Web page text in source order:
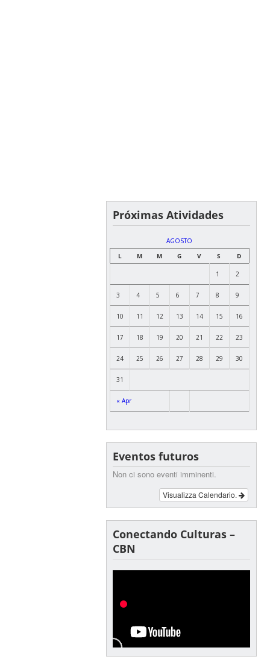
Próximas Atividades
AGOSTO
L
M M G V S D
« Apr
1 2
3 4 5 6 7 8 9
10 11 12 13 14 15 16
17 18 19 20 21 22 23
24 25 26 27 28 29 30
31
Eventos futuros
Non ci sono eventi imminenti.
Visualizza Calendario.
Conectando Culturas –
CBN